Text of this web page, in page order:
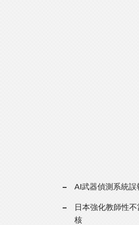
AI武器偵測系統
日本強化教師性
核